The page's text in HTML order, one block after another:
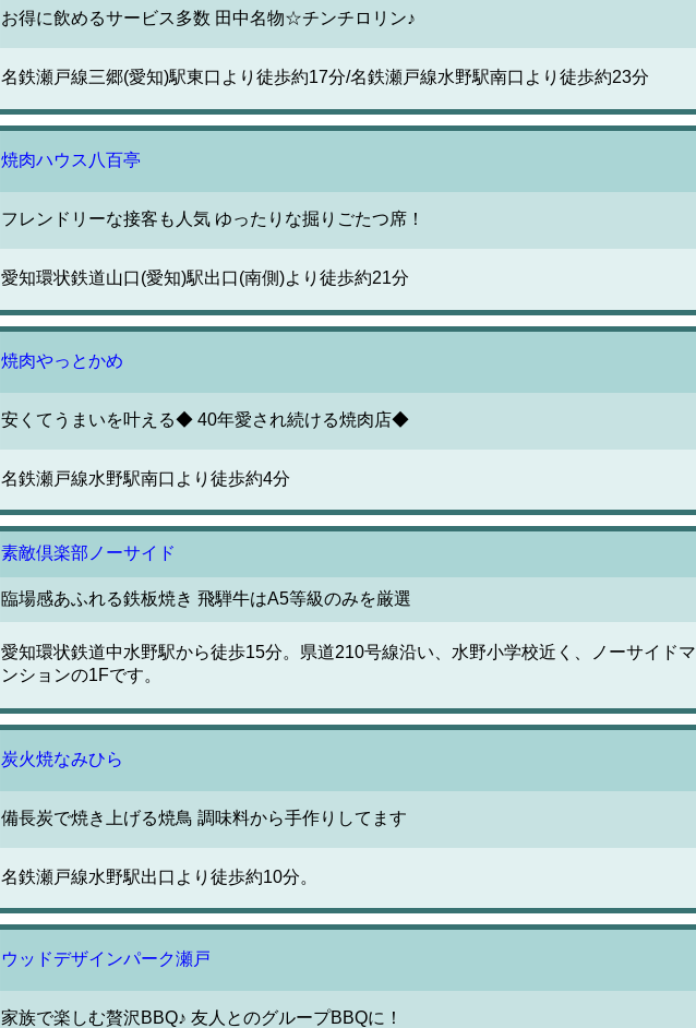
お得に飲めるサービス多数 田中名物☆チンチロリン♪
名鉄瀬戸線三郷(愛知)駅東口より徒歩約17分/名鉄瀬戸線水野駅南口より徒歩約23分
焼肉ハウス八百亭
フレンドリーな接客も人気 ゆったりな掘りごたつ席！
愛知環状鉄道山口(愛知)駅出口(南側)より徒歩約21分
焼肉やっとかめ
安くてうまいを叶える◆ 40年愛され続ける焼肉店◆
名鉄瀬戸線水野駅南口より徒歩約4分
素敵倶楽部ノーサイド
臨場感あふれる鉄板焼き 飛騨牛はA5等級のみを厳選
愛知環状鉄道中水野駅から徒歩15分。県道210号線沿い、水野小学校近く、ノーサイドマ
ンションの1Fです。
炭火焼なみひら
備長炭で焼き上げる焼鳥 調味料から手作りしてます
名鉄瀬戸線水野駅出口より徒歩約10分。
ウッドデザインパーク瀬戸
家族で楽しむ贅沢BBQ♪ 友人とのグループBBQに！